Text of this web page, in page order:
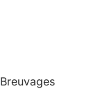
Breuvages